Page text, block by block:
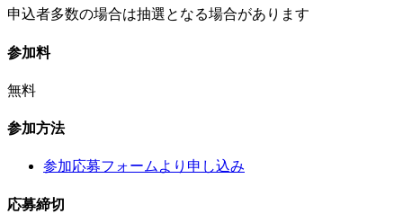
申込者多数の場合は抽選となる場合があります
参加料
無料
参加方法
参加応募フォームより申し込み
応募締切